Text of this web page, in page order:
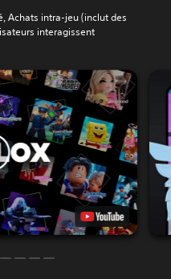
Achats intra-jeu (inclut des
interagissent